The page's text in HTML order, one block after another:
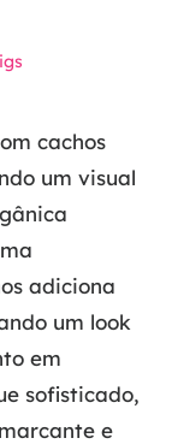
cachos
um visual
adiciona
um look
em
sofisticado,
e